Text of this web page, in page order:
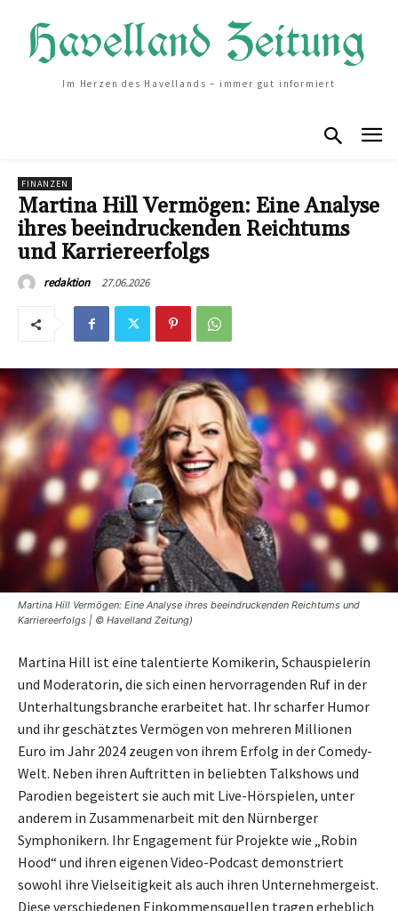
Im Herzen des Havellands – immer gut informiert
FINANZEN
Martina Hill Vermögen: Eine Analyse
ihres beeindruckenden Reichtums
und Karriereerfolgs
redaktion 27.06.2026
Martina Hill Vermögen: Eine Analyse ihres beeindruckenden Reichtums und
Karriereerfolgs | © Havelland Zeitung)
Martina Hill ist eine talentierte Komikerin, Schauspielerin
und Moderatorin, die sich einen hervorragenden Ruf in der
Unterhaltungsbranche erarbeitet hat. Ihr scharfer Humor
und ihr geschätztes Vermögen von mehreren Millionen
Euro im Jahr 2024 zeugen von ihrem Erfolg in der Comedy-
Welt. Neben ihren Auftritten in beliebten Talkshows und
Parodien begeistert sie auch mit Live-Hörspielen, unter
anderem in Zusammenarbeit mit den Nürnberger
Symphonikern. Ihr Engagement für Projekte wie „Robin
Hood“ und ihren eigenen Video-Podcast demonstriert
sowohl ihre Vielseitigkeit als auch ihren Unternehmergeist.
Diese verschiedenen Einkommensquellen tragen erheblich